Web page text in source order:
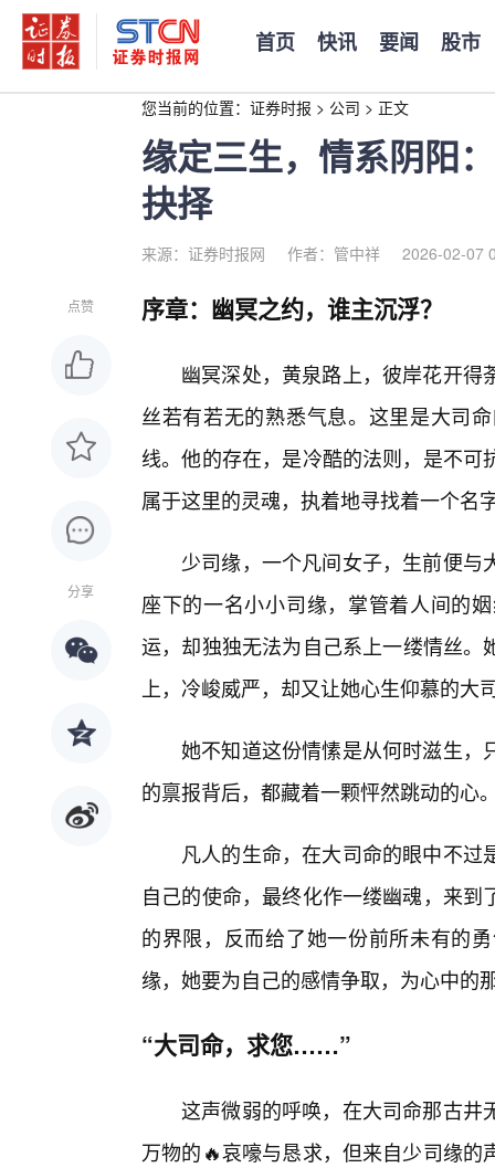
首页 快讯 要闻 股市
您当前的位置： 证券时报 > 公司 > 正文
缘定三生，情系阴阳
抉择
来源：证券时报网 作者：管中祥 2026-02-07
点赞
分享
序章：幽冥之约，谁主沉浮？
幽冥深处，黄泉路上，彼岸花开
丝若有若无的熟悉气息。这里是大司
线。他的存在，是冷酷的法则，是不
属于这里的灵魂，执着地寻找着一个
少司缘，一个凡间女子，生前便
座下的一名小小司缘，掌管着人间的
运，却独独无法为自己系上一缕情丝
上，冷峻威严，却又让她心生仰慕的大
她不知道这份情愫是从何时滋生，
的禀报背后，都藏着一颗怦然跳动的心
凡人的生命，在大司命的眼中不
自己的使命，最终化作一缕幽魂，来
的界限，反而给了她一份前所未有的
缘，她要为自己的感情争取，为心中的
“大司命，求您……”
这声微弱的呼唤，在大司命那古井
万物的🔥哀嚎与恳求，但来自少司缘